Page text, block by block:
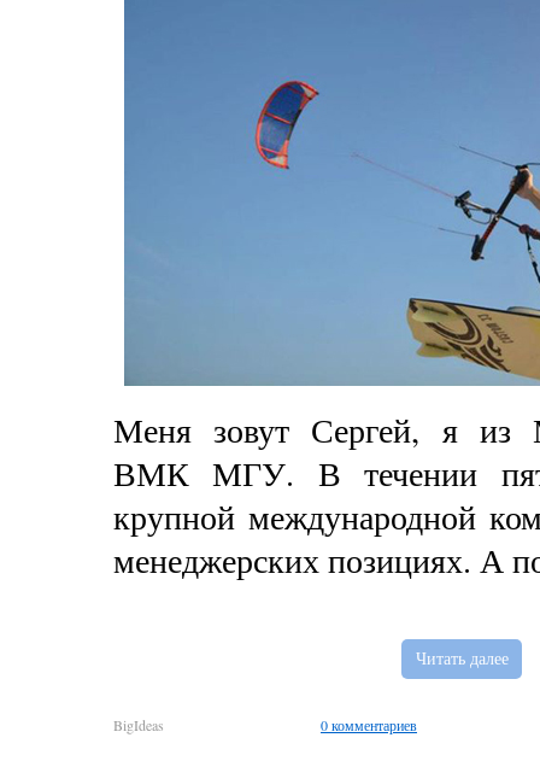
Меня зовут Сергей, я из
ВМК МГУ. В течении
крупной международной
менеджерских позициях. А
Читать далее
BigIdeas 0 комментариев